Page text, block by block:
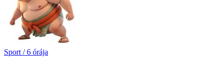
Sport / 6 órája